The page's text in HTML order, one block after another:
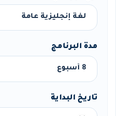
مدة البرنامج
تاريخ البداية